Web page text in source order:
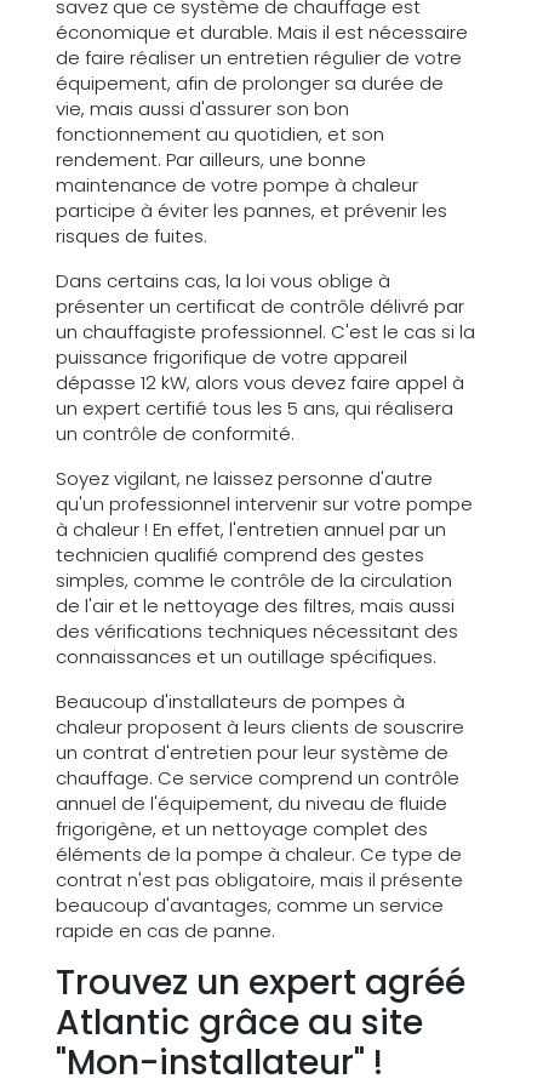
savez que ce système de chauffage est
économique et durable. Mais il est nécessaire
de faire réaliser un entretien régulier de votre
équipement, afin de prolonger sa durée de
vie, mais aussi d'assurer son bon
fonctionnement au quotidien, et son
rendement. Par ailleurs, une bonne
maintenance de votre pompe à chaleur
participe à éviter les pannes, et prévenir les
risques de fuites.
Dans certains cas, la loi vous oblige à
présenter un certificat de contrôle délivré par
un chauffagiste professionnel. C'est le cas si la
puissance frigorifique de votre appareil
dépasse 12 kW, alors vous devez faire appel à
un expert certifié tous les 5 ans, qui réalisera
un contrôle de conformité.
Soyez vigilant, ne laissez personne d'autre
qu'un professionnel intervenir sur votre pompe
à chaleur ! En effet, l'entretien annuel par un
technicien qualifié comprend des gestes
simples, comme le contrôle de la circulation
de l'air et le nettoyage des filtres, mais aussi
des vérifications techniques nécessitant des
connaissances et un outillage spécifiques.
Beaucoup d'installateurs de pompes à
chaleur proposent à leurs clients de souscrire
un contrat d'entretien pour leur système de
chauffage. Ce service comprend un contrôle
annuel de l'équipement, du niveau de fluide
frigorigène, et un nettoyage complet des
éléments de la pompe à chaleur. Ce type de
contrat n'est pas obligatoire, mais il présente
beaucoup d'avantages, comme un service
rapide en cas de panne.
Trouvez un expert agréé
Atlantic grâce au site
"Mon-installateur" !